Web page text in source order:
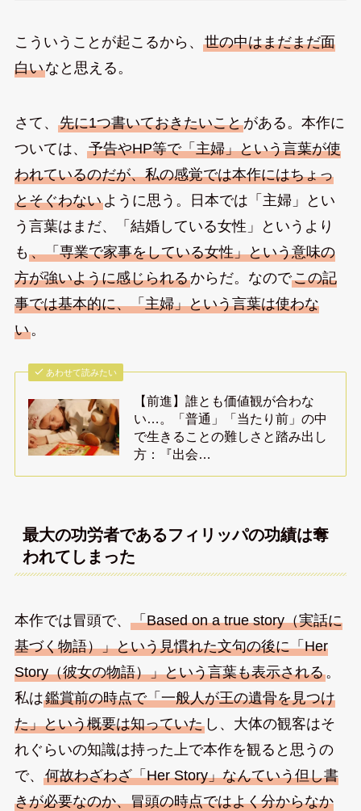
こういうことが起こるから、 世の中はまだまだ面
白いなと思える。
さて、 先に1つ書いておきたいことがある。本作に
ついては、 予告やHP等で「主婦」という言葉が使
われているのだが、私の感覚では本作にはちょっ
とそぐわないように思う。日本では「主婦」とい
う言葉はまだ、「結婚している女性」というより
も、「専業で家事をしている女性」という意味の
方が強いように感じられるからだ。なのでこの記
事では基本的に、「主婦」という言葉は使わな
い。
あわせて読みたい
【前進】誰とも価値観が合わな
い…。「普通」「当たり前」の中
で生きることの難しさと踏み出し
方：『出会…
最大の功労者であるフィリッパの功績は奪
われてしまった
本作では冒頭で、 「Based on a true story（実話に
基づく物語）」という見慣れた文句の後に「Her
Story（彼女の物語）」という言葉も表示される。
私は鑑賞前の時点で「一般人が王の遺骨を見つけ
た」という概要は知っていたし、大体の観客はそ
れぐらいの知識は持った上で本作を観ると思うの
で、 何故わざわざ「Her Story」なんていう但し書
きが必要なのか、冒頭の時点ではよく分からなか